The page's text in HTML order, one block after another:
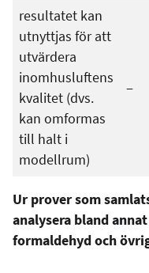
resultatet kan
utnyttjas för att
utvärdera
inomhusluftens
kvalitet (dvs.
kan omformas
till halt i
modellrum)
‒
Ur prover som
analysera bland
formaldehyd och